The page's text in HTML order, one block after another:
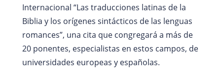
Internacional “Las traducciones latinas de la
Biblia y los orígenes sintácticos de las lenguas
romances”, una cita que congregará a más de
20 ponentes, especialistas en estos campos, de
universidades europeas y españolas.